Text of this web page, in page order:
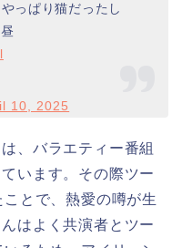
っぱり猫だったし
10, 2025
、バラエティー番組
います。その際ツー
とで、熱愛の噂が生
はよく共演者とツー